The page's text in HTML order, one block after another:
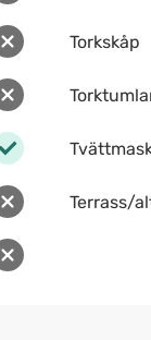
Torkskåp
Terrass/